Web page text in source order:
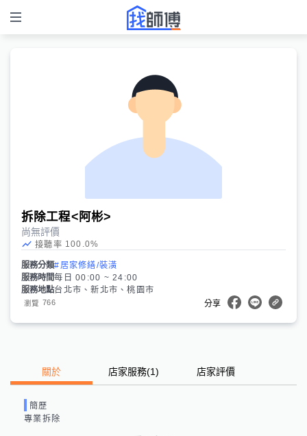
拆除工程<阿彬>
尚無評價
接聽率 100.0%
服務分類#居家修繕/裝潢
服務時間每日 00:00 ~ 24:00
服務地點台北市、新北市、桃園市
瀏覽 766 分享
關於 店家服務(1) 店家評價
簡歷
專業拆除